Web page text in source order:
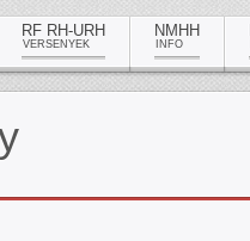
RF RH-URH
VERSENYEK
NMHH
INFO